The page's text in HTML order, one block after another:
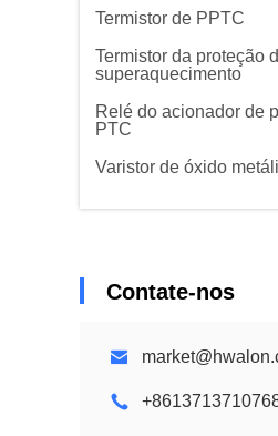
Termistor de PPTC
Termistor da proteção
superaquecimento
Relé do acionador de
PTC
Varistor de óxido
Contate-nos